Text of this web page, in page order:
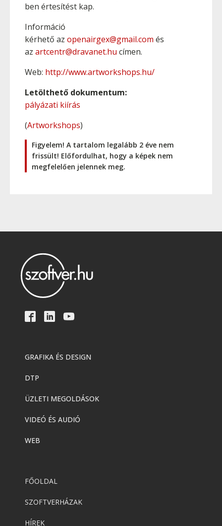
ben értesítést kap.
Információ
kérhető az openairgex@gmail.com és
az artcentr@dravanet.hu címen.
Web: http://www.artworkshops.hu/
Letölthető dokumentum:
pályázati kiírás
(Artworkshops)
Figyelem! A tartalom legalább 2 éve nem
frissült! Előfordulhat, hogy a képek nem
megfelelően jelennek meg.
GRAFIKA ÉS DESIGN
DTP
ÜZLETI MEGOLDÁSOK
VIDEÓ ÉS AUDIÓ
WEB
FŐOLDAL
SZOFTVERHÁZAK
HÍREK